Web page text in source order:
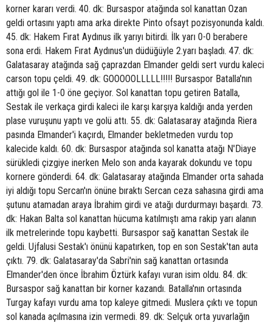
korner kararı verdi. 40. dk: Bursaspor atağında sol kanattan Ozan
geldi ortasını yaptı ama arka direkte Pinto ofsayt pozisyonunda kaldı.
45. dk: Hakem Fırat Aydınus ilk yarıyı bitirdi. İlk yarı 0-0 berabere
sona erdi. Hakem Fırat Aydınus'un düdüğüyle 2.yarı başladı. 47. dk:
Galatasaray atağında sağ çaprazdan Elmander geldi sert vurdu kaleci
carson topu çeldi. 49. dk: GOOOOOLLLLL!!!!! Bursaspor Batalla'nın
attığı gol ile 1-0 öne geçiyor. Sol kanattan topu getiren Batalla,
Sestak ile verkaça girdi kaleci ile karşı karşıya kaldığı anda yerden
plase vuruşunu yaptı ve golü attı. 55. dk: Galatasaray atağında Riera
pasında Elmander'i kaçırdı, Elmander bekletmeden vurdu top
kalecide kaldı. 60. dk: Bursaspor atağında sol kanatta atağı N'Diaye
sürükledi çizgiye inerken Melo son anda kayarak dokundu ve topu
kornere gönderdi. 64. dk: Galatasaray atağında Elmander orta sahada
iyi aldığı topu Sercan'ın önüne bıraktı Sercan ceza sahasına girdi ama
şutunu atamadan araya İbrahim girdi ve atağı durdurmayı başardı. 73.
dk: Hakan Balta sol kanattan hücuma katılmıştı ama rakip yarı alanın
ilk metrelerinde topu kaybetti. Bursaspor sağ kanattan Sestak ile
geldi. Ujfalusi Sestak'ı önünü kapatırken, top en son Sestak'tan auta
çıktı. 79. dk: Galatasaray'da Sabri'nin sağ kanattan ortasında
Elmander'den önce İbrahim Öztürk kafayı vuran isim oldu. 84. dk:
Bursaspor sağ kanattan bir korner kazandı. Batalla'nın ortasında
Turgay kafayı vurdu ama top kaleye gitmedi. Muslera çıktı ve topun
sol kanada açılmasına izin vermedi. 89. dk: Selçuk orta yuvarlağın